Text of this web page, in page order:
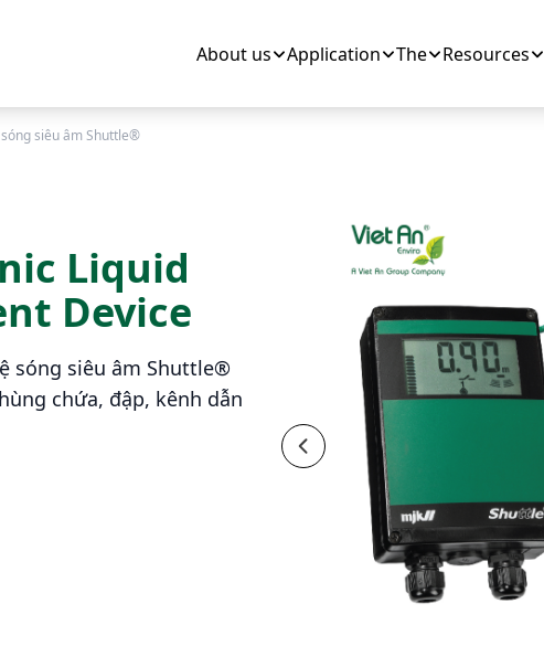
About us
Application The Resources
siêu âm Shuttle®
Previous
Liquid
Device
sóng siêu âm Shuttle®
chứa, đập, kênh dẫn